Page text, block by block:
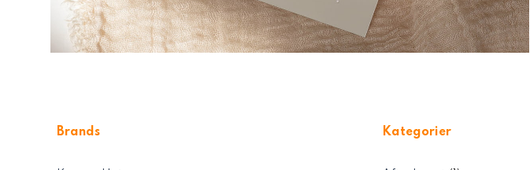
Brands Kategorier